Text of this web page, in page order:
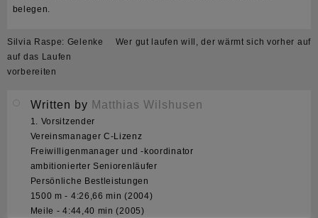
belegen.
Beitragsnavigation
Silvia Raspe: Gelenke
auf das Laufen
vorbereiten
Wer gut laufen will, der wärmt sich vorher auf
Written by Matthias Wilshusen
1. Vorsitzender
Vereinsmanager C-Lizenz
Freiwilligenmanager und -koordinator
ambitionierter Seniorenläufer
Persönliche Bestleistungen
1500 m - 4:26,66 min (2004)
Meile - 4:44,40 min (2005)